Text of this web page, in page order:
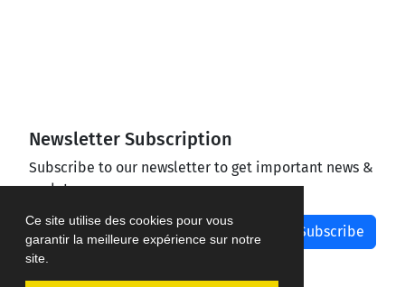
Ce site utilise des cookies pour vous
garantir la meilleure expérience sur notre
site.
Newsletter Subscription
Subscribe to our newsletter to get important news &
updates
Subscribe